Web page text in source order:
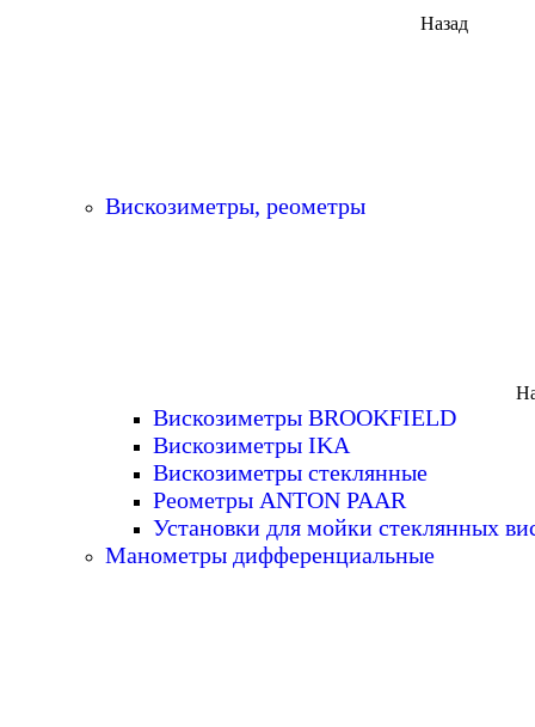
Назад
Вискозиметры, реометры
Вискозиметры BROOKFIELD
Вискозиметры IKA
Вискозиметры стеклянные
Реометры ANTON PAAR
Установки для мойки стеклянных
Манометры дифференциальные